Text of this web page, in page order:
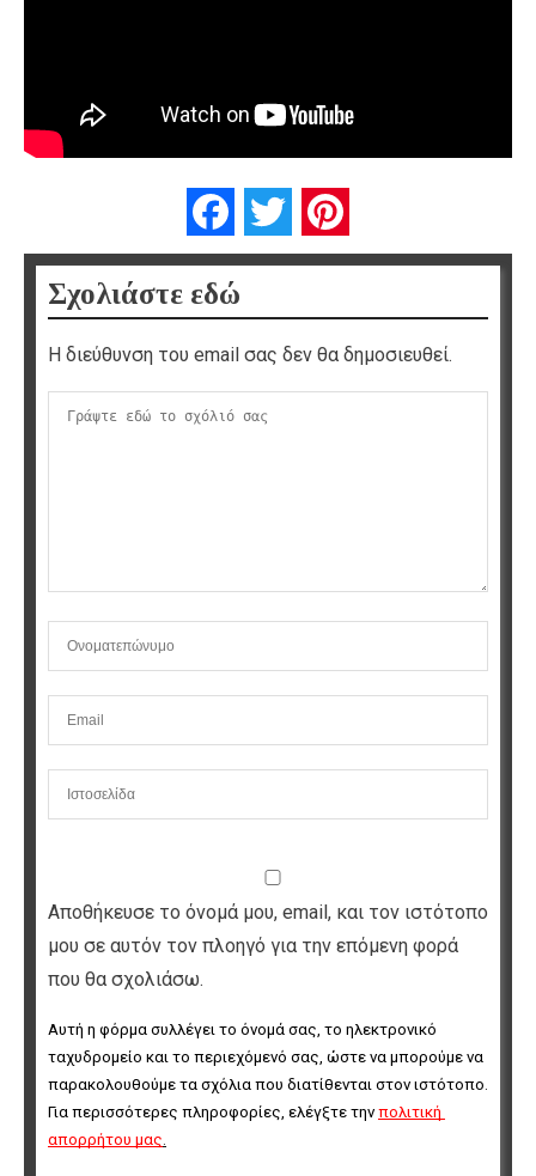
FacebookTwitter
Σχολιάστε εδώ
Η διεύθυνση του email σας δεν θα δημοσιευθεί.
Αποθήκευσε το όνομά μου, email, και τον ιστότοπο
μου σε αυτόν τον πλοηγό για την επόμενη φορά
που θα σχολιάσω.
Αυτή η φόρμα συλλέγει το όνομά σας, το ηλεκτρονικό
ταχυδρομείο και το περιεχόμενό σας, ώστε να μπορούμε να
παρακολουθούμε τα σχόλια που διατίθενται στον ιστότοπο.
Για περισσότερες πληροφορίες, ελέγξτε την πολιτική
απορρήτου μας